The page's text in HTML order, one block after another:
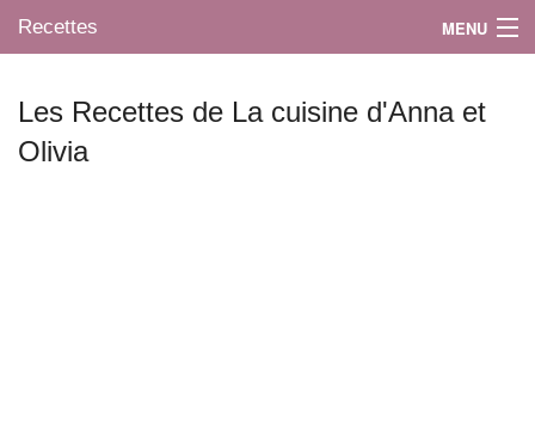
Recettes MENU
Mes blogs préférés
Les Recettes de La cuisine d'Anna et
Olivia